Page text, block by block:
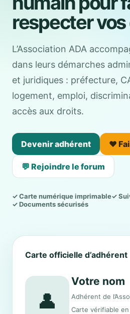
respecter
L’Association ADA
dans leurs démarches
et juridiques : préfecture,
logement, emploi,
accès aux droits.
Devenir adhérent ❤️
💬 Rejoindre le forum
✓ Carte numérique imprimable✓
✓ Documents sécurisés
Carte officielle d’adhérent
👤
Votre nom
Adhérent de
Carte vérifiable